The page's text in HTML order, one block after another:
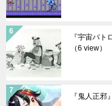
『宇宙パト
（6 view）
『鬼人正邪